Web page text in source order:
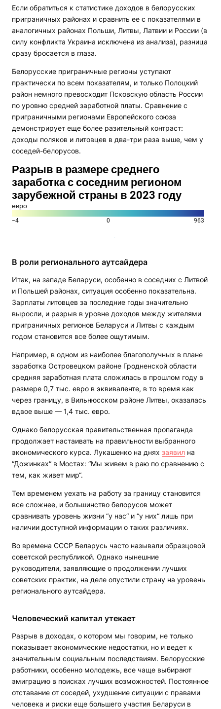
Если обратиться к статистике доходов в белорусских
приграничных районах и сравнить ее с показателями в
аналогичных районах Польши, Литвы, Латвии и России (в
силу конфликта Украина исключена из анализа), разница
сразу бросается в глаза.
Белорусские приграничные регионы уступают
практически по всем показателям, и только Полоцкий
район немного превосходит Псковскую область России
по уровню средней заработной платы. Сравнение с
приграничными регионами Европейского союза
демонстрирует еще более разительный контраст:
доходы поляков и литовцев в два-три раза выше, чем у
соседей-белорусов.
В роли регионального аутсайдера
Итак, на западе Беларуси, особенно в соседних с Литвой
и Польшей районах, ситуация особенно показательна.
Зарплаты литовцев за последние годы значительно
выросли, и разрыв в уровне доходов между жителями
приграничных регионов Беларуси и Литвы с каждым
годом становится все более ощутимым.
Например, в одном из наиболее благополучных в плане
заработка Островецком районе Гродненской области
средняя заработная плата сложилась в прошлом году в
размере 0,7 тыс. евро в эквиваленте, в то время как
через границу, в Вильнюсском районе Литвы, оказалась
вдвое выше — 1,4 тыс. евро.
Однако белорусская правительственная пропаганда
продолжает настаивать на правильности выбранного
экономического курса. Лукашенко на днях заявил на
“Дожинках“ в Мостах: “Мы живем в раю по сравнению с
тем, как живет мир“.
Тем временем уехать на работу за границу становится
все сложнее, и большинство белорусов может
сравнивать уровень жизни “у нас“ и “у них“ лишь при
наличии доступной информации о таких различиях.
Во времена СССР Беларусь часто называли образцовой
советской республикой. Однако нынешние
руководители, заявляющие о продолжении лучших
советских практик, на деле опустили страну на уровень
регионального аутсайдера.
Человеческий капитал утекает
Разрыв в доходах, о котором мы говорим, не только
показывает экономические недостатки, но и ведет к
значительным социальным последствиям. Белорусские
работники, особенно молодежь, все чаще выбирают
эмиграцию в поисках лучших возможностей. Постоянное
отставание от соседей, ухудшение ситуации с правами
человека и риски еще большего участия Беларуси в